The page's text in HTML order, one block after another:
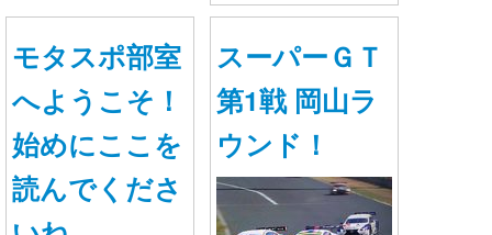
モタスポ部室
へようこそ！
始めにここを
読んでくださ
スーパーＧＴ
第1戦 岡山ラ
ウンド！